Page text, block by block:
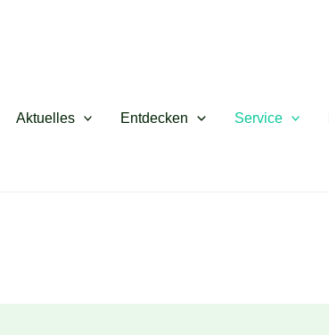
Aktuelles Entdecken Service